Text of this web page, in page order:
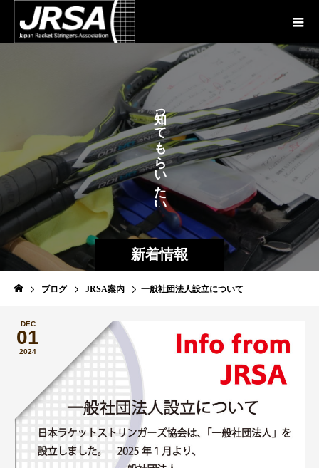
新着情報
っ
て
も
ら
い
た
い
が
あ
ブログ JRSA案内 一般社団法人設立について
DEC
01
2024